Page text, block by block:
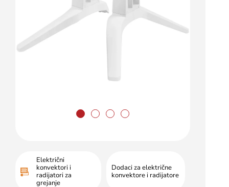
Električni
konvektori i
radijatori za
grejanje
Dodaci za električne
konvektore i radijatore